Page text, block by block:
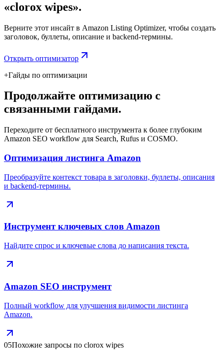
«clorox wipes».
Верните этот инсайт в Amazon Listing Optimizer, чтобы создать
заголовок, буллеты, описание и backend-термины.
Открыть оптимизатор
+Гайды по оптимизации
Продолжайте оптимизацию с
связанными гайдами.
Переходите от бесплатного инструмента к более глубоким
Amazon SEO workflow для Search, Rufus и COSMO.
Оптимизация листинга Amazon
Преобразуйте контекст товара в заголовки, буллеты, описания
и backend-термины.
Инструмент ключевых слов Amazon
Найдите спрос и ключевые слова до написания текста.
Amazon SEO инструмент
Полный workflow для улучшения видимости листинга
Amazon.
05Похожие запросы по clorox wipes